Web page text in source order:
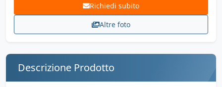
Richiedi subito
Altre foto
Descrizione Prodotto